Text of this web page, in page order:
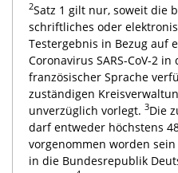
2Satz 1 gilt nur, soweit die
schriftliches oder
Testergebnis in Bezug auf
Coronavirus SARS-CoV-2
französischer Sprache
zuständigen
unverzüglich vorlegt. 3Die
darf entweder höchstens
vorgenommen worden
in die Bundesrepublik